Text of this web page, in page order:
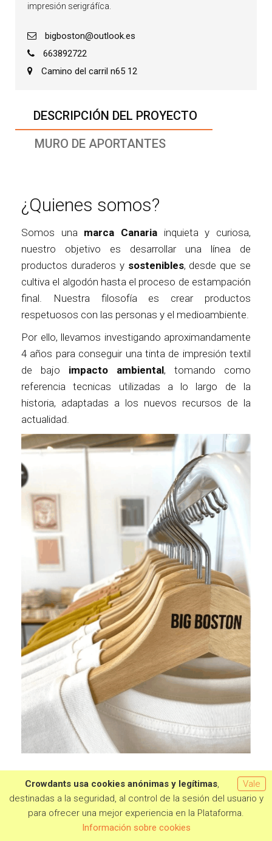
DESCRIPCIÓN DEL PROYECTO
MURO DE APORTANTES
Quiero aportar
¿Quienes somos?
Somos una marca Canaria inquieta y curiosa,
nuestro objetivo es desarrollar una línea de
productos duraderos y sostenibles, desde que se
cultiva el algodón hasta el proceso de estampación
final. Nuestra filosofía es crear productos
respetuosos con las personas y el medioambiente.
Por ello, llevamos investigando aproximandamente
4 años para conseguir una tinta de impresión textil
de bajo impacto ambiental, tomando como
referencia tecnicas utilizadas a lo largo de la
historia, adaptadas a los nuevos recursos de la
actualidad.
El proyecto. Laboratorio
impresión serigráfíca.
bigboston@outlook.es
663892722
Camino del carril n65 12
Vale
Crowdants usa cookies anónimas y legítimas,
destinadas a la seguridad, al control de la sesión del usuario y
para ofrecer una mejor experiencia en la Plataforma.
Información sobre cookies